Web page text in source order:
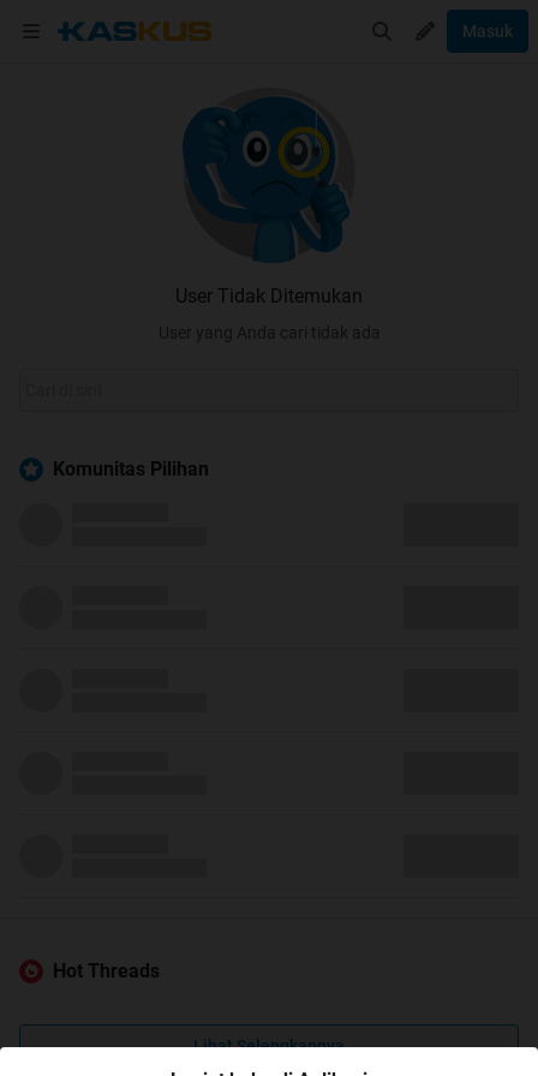
Masuk
User Tidak Ditemukan
User yang Anda cari tidak ada
Komunitas Pilihan
Hot Threads
Lihat Selengkapnya